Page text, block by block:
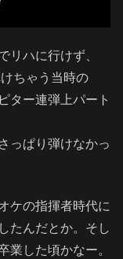
リハに行けず、
ちゃう当時の
ター連弾上パート
っぱり弾けなかっ
ケの指揮者時代に
たんだとか。そし
業した頃かなー。